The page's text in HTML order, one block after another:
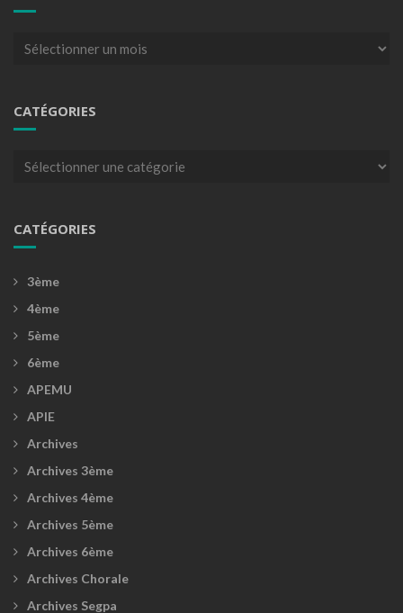
Archives
CATÉGORIES
Catégories
CATÉGORIES
3ème
4ème
5ème
6ème
APEMU
APIE
Archives
Archives 3ème
Archives 4ème
Archives 5ème
Archives 6ème
Archives Chorale
Archives Segpa